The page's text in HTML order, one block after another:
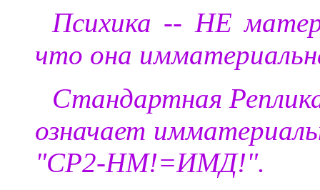
Психика -- НЕ
что она
Стандартная
означает
"СР2-НМ!=ИМД!".